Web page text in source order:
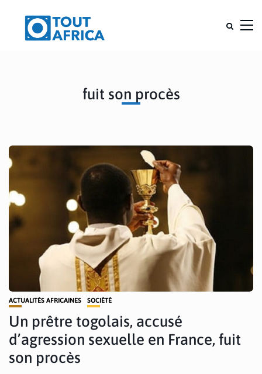
fuit son procès
ACTUALITÉS AFRICAINES SOCIÉTÉ
Un prêtre togolais, accusé
d’agression sexuelle en France, fuit
son procès